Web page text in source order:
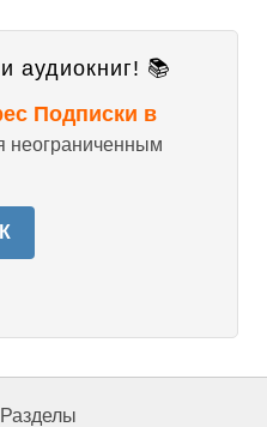
аудиокниг! 📚
Подписки в
неограниченным
Разделы